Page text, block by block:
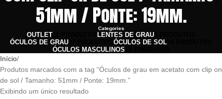
51mm / Ponte: 19mm.
Categories
OUTLET11 PRODUTOS LENTES DE GRAU5 PRODUTOS
ÓCULOS DE GRAU
ÓCULOS DE SOL
ÓCULOS MASCULINOS
Início
Produtos marcados com a tag “Óculos de grau em acetato com clip on
de sol / Tamanho: 51mm / Ponte: 19mm.”
Exibindo um único resultado